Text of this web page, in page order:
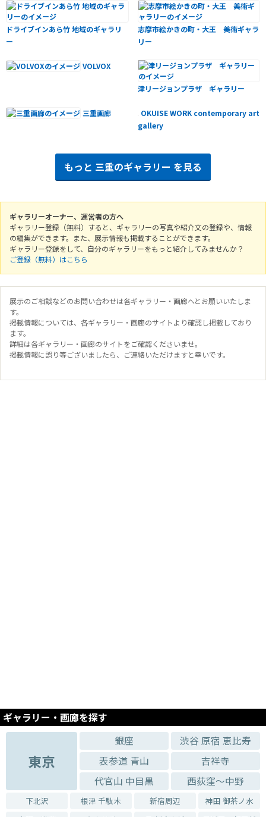
ドライブインあら竹 地域のギャラリ
ー
志摩市絵かきの町・大王 美術ギャラ
リー
VOLVOX
津リージョンプラザ ギャラリー
三重画廊
OKUISE WORK contemporary art
gallery
もっと 三重のギャラリー を見る
ギャラリーオーナー、運営者の方へ
ギャラリー登録（無料）すると、ギャラリーの写真や紹介文の登録や、情報
の編集ができます。また、展示情報も掲載することができます。
ギャラリー登録をして、自分のギャラリーをもっと紹介してみませんか？
ご登録（無料）はこちら
展示のご相談などのお問い合わせは各ギャラリー・画廊へとお願いいたしま
す。
掲載情報については、各ギャラリー・画廊のサイトより確認し掲載しており
ます。
詳細は各ギャラリー・画廊のサイトをご確認くださいませ。
掲載情報に誤り等ございましたら、ご連絡いただけますと幸いです。
ギャラリー・画廊を探す
東京
銀座
渋谷 原宿 恵比寿
表参道 青山
吉祥寺
代官山 中目黒
西荻窪～中野
下北沢 根津 千駄木 新宿周辺
神田 御茶ノ水